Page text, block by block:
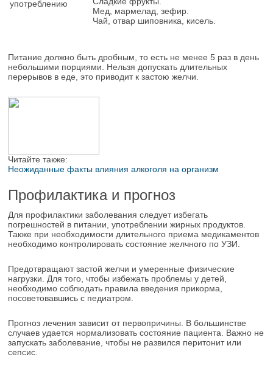
употреблению
Мед, мармелад, зефир.
Чай, отвар шиповника, кисель.
Питание должно быть дробным, то есть не менее 5 раз в день
небольшими порциями. Нельзя допускать длительных
перерывов в еде, это приводит к застою желчи.
Читайте также:
Неожиданные факты влияния алкоголя на организм
Профилактика и прогноз
Для профилактики заболевания следует избегать
погрешностей в питании, употреблении жирных продуктов.
Также при необходимости длительного приема медикаментов
необходимо контролировать состояние желчного по УЗИ.
Предотвращают застой желчи и умеренные физические
нагрузки. Для того, чтобы избежать проблемы у детей,
необходимо соблюдать правила введения прикорма,
посоветовавшись с педиатром.
Прогноз лечения зависит от первопричины. В большинстве
случаев удается нормализовать состояние пациента. Важно не
запускать заболевание, чтобы не развился перитонит или
сепсис.